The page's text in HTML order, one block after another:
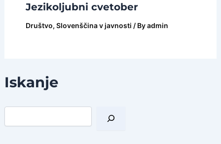
Iskanje
I
Jezikoljubni cvetober
Društvo, Slovenščina v javnosti / Byadmin